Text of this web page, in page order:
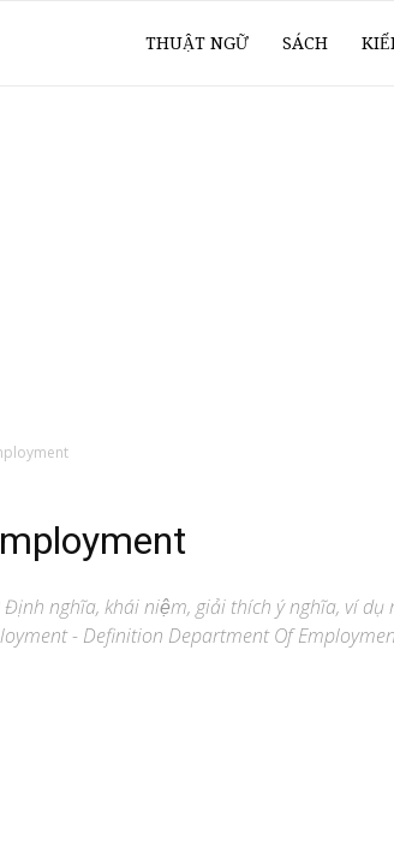
THUẬT NGỮ SÁCH
nghĩa, khái niệm, giải thích ý nghĩa, ví dụ
- Definition Department Of